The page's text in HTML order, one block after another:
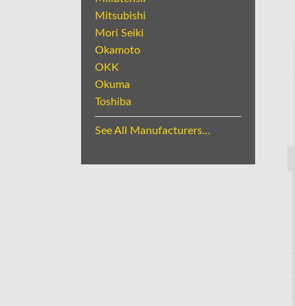
Mitsubishi
Mori Seiki
Okamoto
OKK
Okuma
Toshiba
See All Manufacturers...